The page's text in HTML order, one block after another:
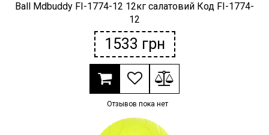
Ball Mdbuddy FI-1774-12 12кг салатовий Код FI-1774-
12
1533 грн
Отзывов пока нет